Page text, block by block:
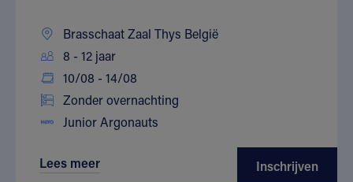
Brasschaat Zaal Thys België
8 - 12 jaar
10/08 - 14/08
Zonder overnachting
Junior Argonauts
Lees meer Inschrijven